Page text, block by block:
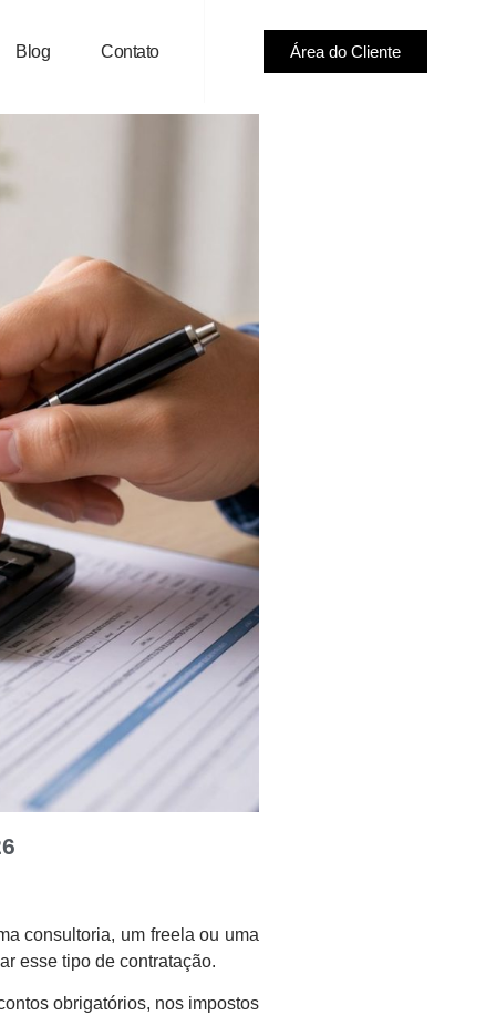
Blog Contato Área do Cliente
consultoria, um freela ou uma
esse tipo de contratação.
obrigatórios, nos impostos